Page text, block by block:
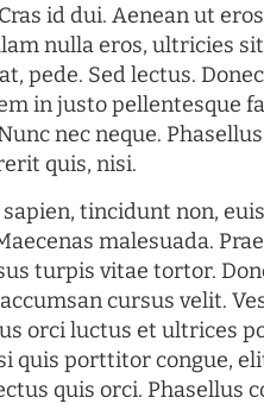
id dui. Aenean ut
nulla eros, ultricies
pede. Sed lectus.
in justo pellentesque
nec neque.
quis, nisi.
tincidunt non,
malesuada.
turpis vitae tortor.
cursus velit.
orci luctus et ultrices
quis porttitor congue,
quis orci. Phasellus